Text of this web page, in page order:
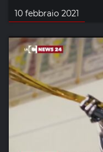
10 febbraio 2021